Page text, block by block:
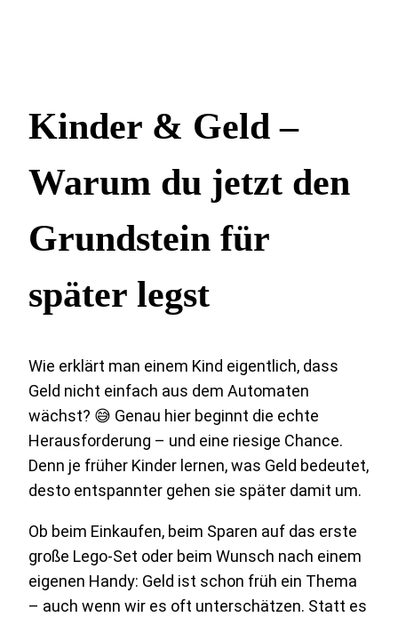
Kinder & Geld –
Warum du jetzt den
Grundstein für
später legst
Wie erklärt man einem Kind eigentlich, dass
Geld nicht einfach aus dem Automaten
wächst? 😅 Genau hier beginnt die echte
Herausforderung – und eine riesige Chance.
Denn je früher Kinder lernen, was Geld bedeutet,
desto entspannter gehen sie später damit um.
Ob beim Einkaufen, beim Sparen auf das erste
große Lego-Set oder beim Wunsch nach einem
eigenen Handy: Geld ist schon früh ein Thema
– auch wenn wir es oft unterschätzen. Statt es